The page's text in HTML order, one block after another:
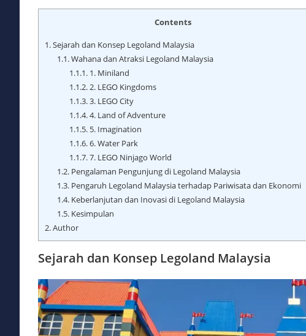
Contents
1.Sejarah dan Konsep Legoland Malaysia
1.1.Wahana dan Atraksi Legoland Malaysia
1.1.1.1. Miniland
1.1.2.2. LEGO Kingdoms
1.1.3.3. LEGO City
1.1.4.4. Land of Adventure
1.1.5.5. Imagination
1.1.6.6. Water Park
1.1.7.7. LEGO Ninjago World
1.2.Pengalaman Pengunjung di Legoland Malaysia
1.3.Pengaruh Legoland Malaysia terhadap Pariwisata dan Ekonomi
1.4.Keberlanjutan dan Inovasi di Legoland Malaysia
1.5.Kesimpulan
2.Author
Sejarah dan Konsep Legoland Malaysia